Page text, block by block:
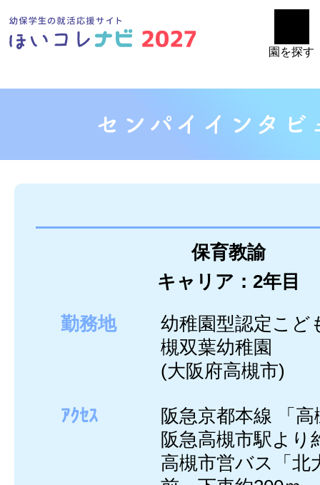
園を探す
保育教諭
キャリア：2年目
勤務地
幼稚園型認定こ
槻双葉幼稚園
(大阪府高槻市)
ｱｸｾｽ
阪急京都本線 「
阪急高槻市駅よ
高槻市営バス「北